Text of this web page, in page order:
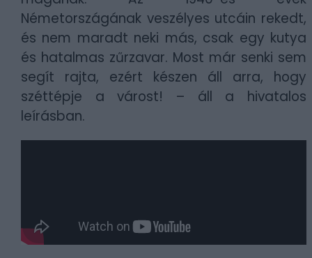
Németországának veszélyes utcáin rekedt,
és nem maradt neki más, csak egy kutya
és hatalmas zűrzavar. Most már senki sem
segít rajta, ezért készen áll arra, hogy
széttépje a várost! – áll a hivatalos
leírásban.